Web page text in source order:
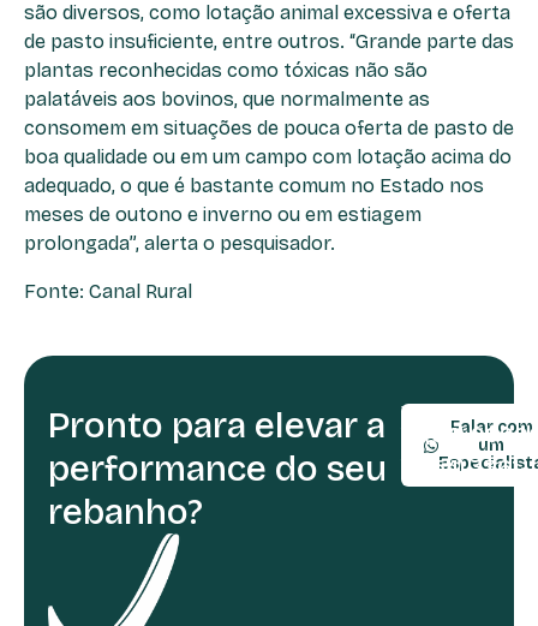
são diversos, como lotação animal excessiva e oferta
de pasto insuficiente, entre outros. “Grande parte das
plantas reconhecidas como tóxicas não são
palatáveis aos bovinos, que normalmente as
consomem em situações de pouca oferta de pasto de
boa qualidade ou em um campo com lotação acima do
adequado, o que é bastante comum no Estado nos
meses de outono e inverno ou em estiagem
prolongada”, alerta o pesquisador.
Fonte: Canal Rural
Pronto para elevar a
performance do seu
rebanho?
Falar com
um
TELEFONE:
(54)
(54) 3361-